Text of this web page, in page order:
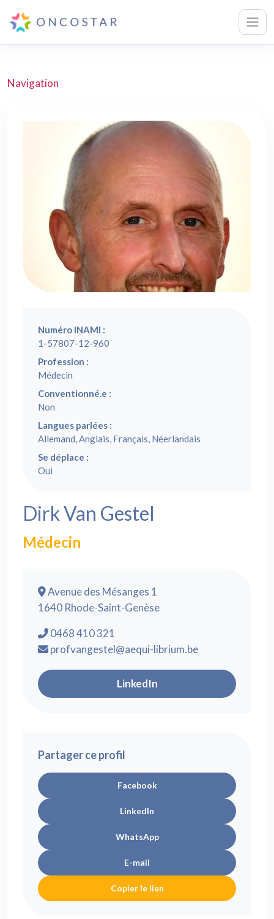
Navigation
Numéro INAMI :
1-57807-12-960
Profession :
Médecin
Conventionné.e :
Non
Langues parlées :
Allemand, Anglais, Français, Néerlandais
Se déplace :
Oui
Dirk Van Gestel
Médecin
Avenue des Mésanges 1
1640 Rhode-Saint-Genèse
0468 410 321
profvangestel@aequi-librium.be
LinkedIn
Partager ce profil
Facebook
LinkedIn
WhatsApp
E-mail
Copier le lien